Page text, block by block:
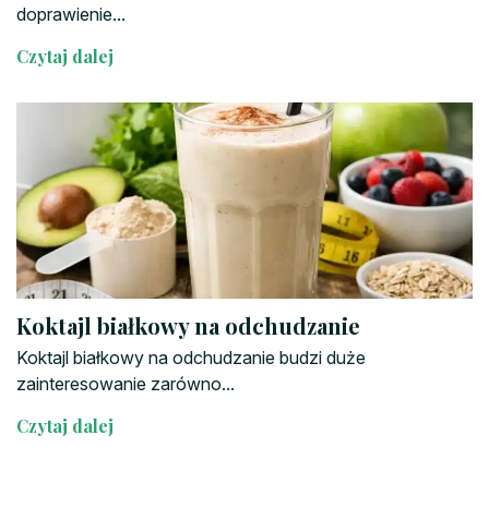
doprawienie...
Czytaj dalej
Koktajl białkowy na odchudzanie
Koktajl białkowy na odchudzanie budzi duże
zainteresowanie zarówno...
Czytaj dalej